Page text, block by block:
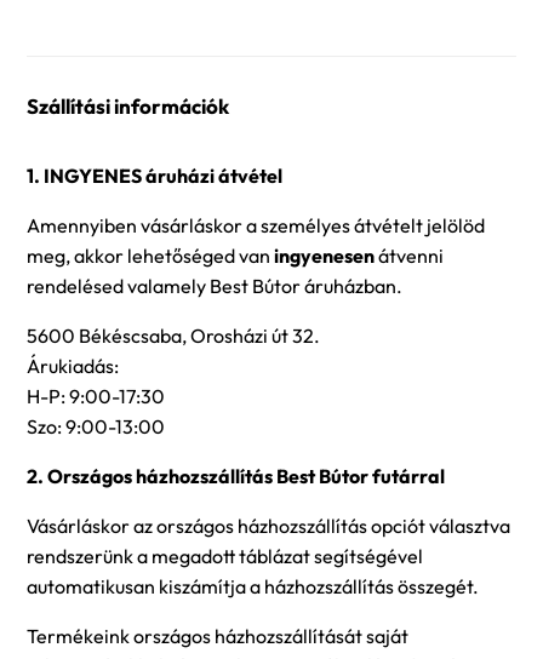
Szállítási információk
1. INGYENES áruházi átvétel
Amennyiben vásárláskor a személyes átvételt jelölöd
meg, akkor lehetőséged van ingyenesenátvenni
rendelésed valamely Best Bútor áruházban.
5600 Békéscsaba, Orosházi út 32.
Árukiadás:
H-P: 9:00-17:30
Szo: 9:00-13:00
2. Országos házhozszállítás Best Bútor futárral
Vásárláskor az országos házhozszállítás opciót választva
rendszerünk a megadott táblázat segítségével
automatikusan kiszámítja a házhozszállítás összegét.
Termékeink országos házhozszállítását saját